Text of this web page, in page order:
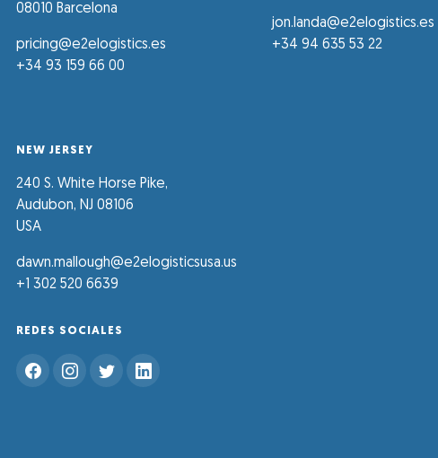
08010 Barcelona
pricing@e2elogistics.es
+34 93 159 66 00
jon.landa@e2elogistics.es
+34 94 635 53 22
NEW JERSEY
240 S. White Horse Pike,
Audubon, NJ 08106
USA
dawn.mallough@e2elogisticsusa.us
+1 302 520 6639
REDES SOCIALES